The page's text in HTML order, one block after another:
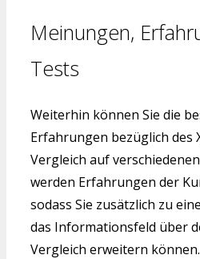
Meinungen,
Tests
Weiterhin können Sie die
Erfahrungen bezüglich des
Vergleich auf
werden Erfahrungen der
sodass Sie zusätzlich zu
das Informationsfeld über
Vergleich erweitern